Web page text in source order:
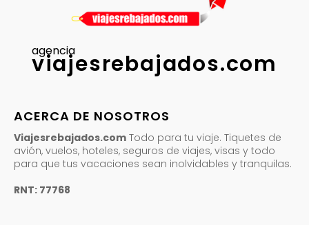
agencia
viajesrebajados.com
ACERCA DE NOSOTROS
Viajesrebajados.com Todo para tu viaje. Tiquetes de
avión, vuelos, hoteles, seguros de viajes, visas y todo
para que tus vacaciones sean inolvidables y tranquilas.
RNT: 77768